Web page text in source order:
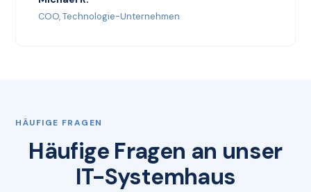
COO, Technologie-Unternehmen
HÄUFIGE FRAGEN
Häufige Fragen an unser
IT-Systemhaus